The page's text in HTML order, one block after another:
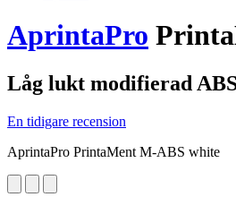
AprintaPro
Låg lukt modifierad
En tidigare recension
AprintaPro PrintaMent M-ABS white